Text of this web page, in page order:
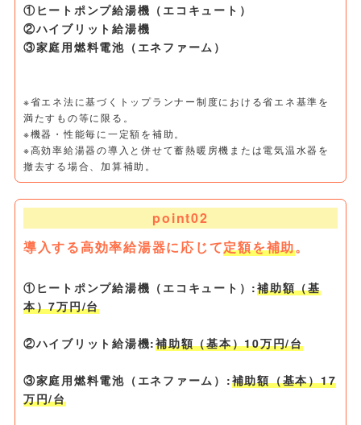
①ヒートポンプ給湯機（エコキュート）
②ハイブリット給湯機
③家庭用燃料電池（エネファーム）
※省エネ法に基づくトップランナー制度における省エネ基準を
満たすもの等に限る。
※機器・性能毎に一定額を補助。
※高効率給湯器の導入と併せて蓄熱暖房機または電気温水器を
撤去する場合、加算補助。
point02
導入する高効率給湯器に応じて定額を補助。
①ヒートポンプ給湯機（エコキュート）:補助額（基
本）7万円/台
②ハイブリット給湯機:補助額（基本）10万円/台
③家庭用燃料電池（エネファーム）:補助額（基本）17
万円/台